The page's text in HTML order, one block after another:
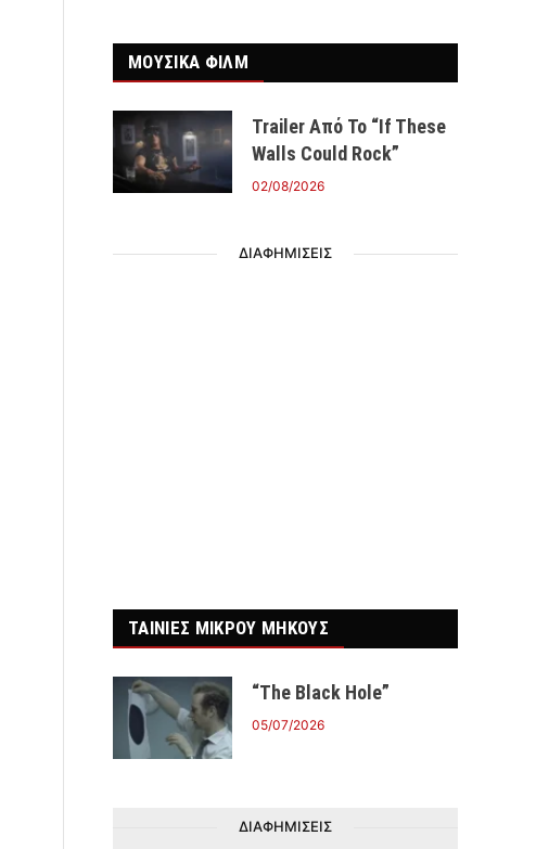
ΜΟΥΣΙΚΑ ΦΙΛΜ
Trailer Από Το “If These
Walls Could Rock”
02/08/2026
ΔΙΑΦΗΜΙΣΕΙΣ
ΤΑΙΝΙΕΣ ΜΙΚΡΟΥ ΜΗΚΟΥΣ
“The Black Hole”
05/07/2026
ΔΙΑΦΗΜΙΣΕΙΣ